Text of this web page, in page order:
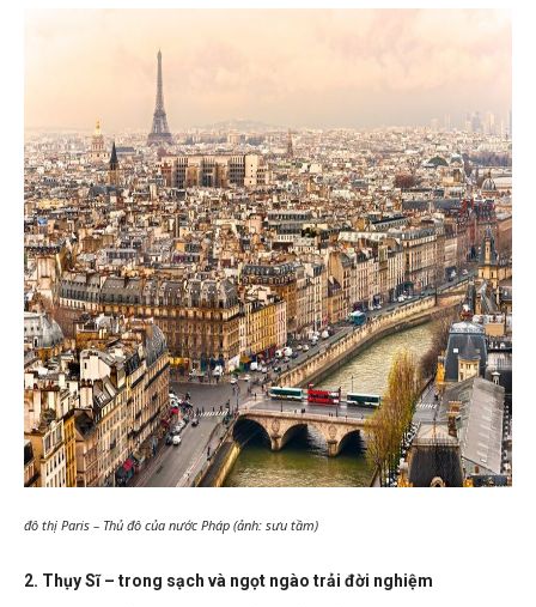
đô thị Paris – Thủ đô của nước Pháp (ảnh: sưu tầm)
2. Thụy Sĩ – trong sạch và ngọt ngào trải đời nghiệm